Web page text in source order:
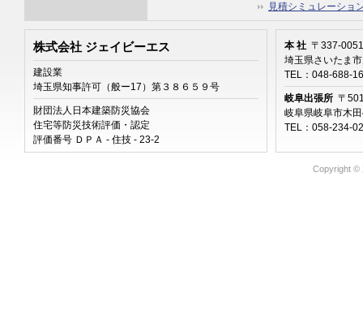
見積シミュレーショ
株式会社 ジェイビーエス
建設業
埼玉県知事許可（般ー17）第３８６５９号
財団法人日本建築防災協会
住宅等防災技術評価・認定
評価番号 ＤＰＡ - 住技 - 23-2
本 社 〒337-0051
埼玉県さいたま
TEL：048-688-
岐阜出張所 〒
岐阜県岐阜市木
TEL：058-234-
Copyright ©